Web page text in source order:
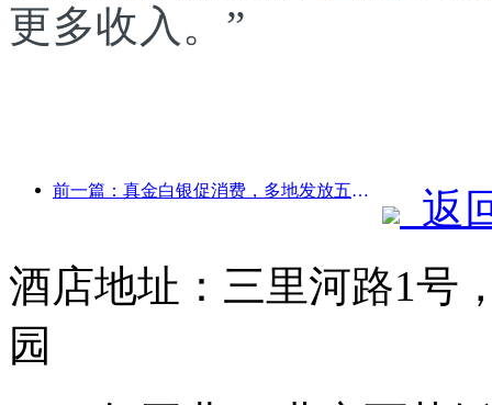
更多收入。”
前一篇：真金白银促消费，多地发放五一文旅消费券
返
酒店地址：三里河路1号
园